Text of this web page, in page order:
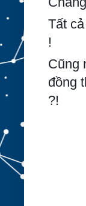
Tất
!
Cũng
đồng
?!